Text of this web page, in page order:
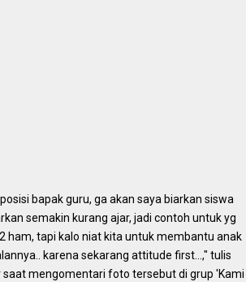
bapak guru, ga akan saya biarkan siswa
semakin kurang ajar, jadi contoh untuk yg
ham, tapi kalo niat kita untuk membantu anak
karena sekarang attitude first...," tulis
saat mengomentari foto tersebut di grup 'Kami